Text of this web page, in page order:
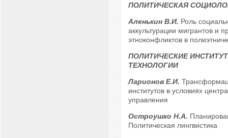
ПОЛИТИЧЕСКАЯ
Аленькин В.И. Роль
аккультурации мигрантов и
этноконфликтов в
ПОЛИТИЧЕСКИЕ
ТЕХНОЛОГИИ
Ларионов Е.И.
институтов в условиях
управления
Остроушко Н.А.
Политическая лингвистика